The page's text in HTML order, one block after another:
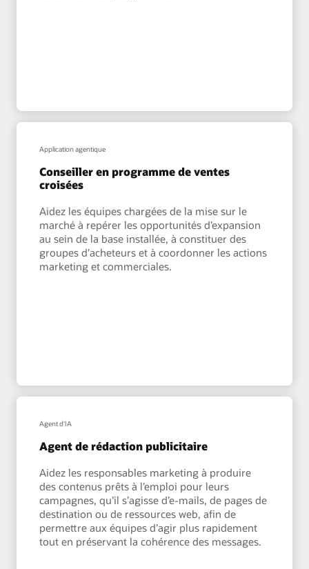
Application agentique
Conseiller en programme de ventes
croisées
Aidez les équipes chargées de la mise sur le
marché à repérer les opportunités d’expansion
au sein de la base installée, à constituer des
groupes d’acheteurs et à coordonner les actions
marketing et commerciales.
Agent d'IA
Agent de rédaction publicitaire
Aidez les responsables marketing à produire
des contenus prêts à l’emploi pour leurs
campagnes, qu’il s’agisse d’e-mails, de pages de
destination ou de ressources web, afin de
permettre aux équipes d’agir plus rapidement
tout en préservant la cohérence des messages.